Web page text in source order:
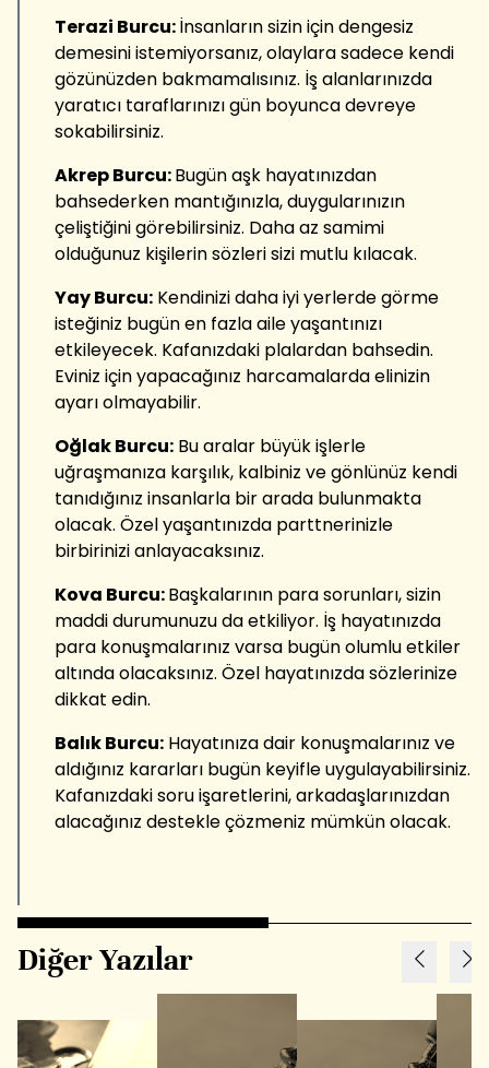
Terazi Burcu:İnsanların sizin için dengesiz
demesini istemiyorsanız, olaylara sadece kendi
gözünüzden bakmamalısınız. İş alanlarınızda
yaratıcı taraflarınızı gün boyunca devreye
sokabilirsiniz.
Akrep Burcu:Bugün aşk hayatınızdan
bahsederken mantığınızla, duygularınızın
çeliştiğini görebilirsiniz. Daha az samimi
olduğunuz kişilerin sözleri sizi mutlu kılacak.
Yay Burcu: Kendinizi daha iyi yerlerde görme
isteğiniz bugün en fazla aile yaşantınızı
etkileyecek. Kafanızdaki plalardan bahsedin.
Eviniz için yapacağınız harcamalarda elinizin
ayarı olmayabilir.
Oğlak Burcu: Bu aralar büyük işlerle
uğraşmanıza karşılık, kalbiniz ve gönlünüz kendi
tanıdığınız insanlarla bir arada bulunmakta
olacak. Özel yaşantınızda parttnerinizle
birbirinizi anlayacaksınız.
Kova Burcu:Başkalarının para sorunları, sizin
maddi durumunuzu da etkiliyor. İş hayatınızda
para konuşmalarınız varsa bugün olumlu etkiler
altında olacaksınız. Özel hayatınızda sözlerinize
dikkat edin.
Balık Burcu: Hayatınıza dair konuşmalarınız ve
aldığınız kararları bugün keyifle uygulayabilirsiniz.
Kafanızdaki soru işaretlerini, arkadaşlarınızdan
alacağınız destekle çözmeniz mümkün olacak.
Diğer Yazılar